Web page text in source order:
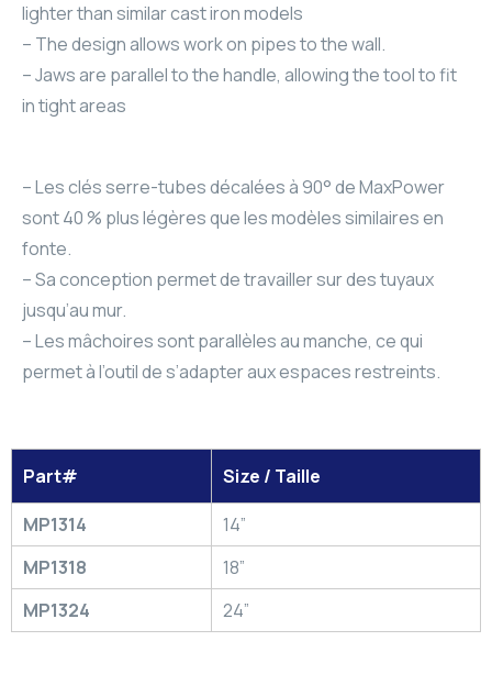
lighter than similar cast iron models
– The design allows work on pipes to the wall.
– Jaws are parallel to the handle, allowing the tool to fit
in tight areas
– Les clés serre-tubes décalées à 90° de MaxPower
sont 40 % plus légères que les modèles similaires en
fonte.
– Sa conception permet de travailler sur des tuyaux
jusqu’au mur.
– Les mâchoires sont parallèles au manche, ce qui
permet à l’outil de s’adapter aux espaces restreints.
Part#
Size / Taille
MP1314
14”
MP1318
18”
MP1324
24”